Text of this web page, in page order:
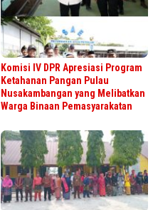
Komisi IV DPR Apresiasi Program
Ketahanan Pangan Pulau
Nusakambangan yang Melibatkan
Warga Binaan Pemasyarakatan